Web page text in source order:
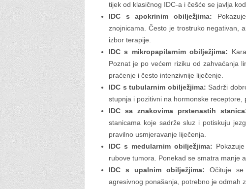
tijek od klasičnog IDC-a i češće se javlja
IDC s apokrinim obilježjima:
znojnicama. Često je trostruko negativan,
izbor terapije.
IDC s mikropapilarnim obilježjima:
Poznat je po većem riziku od zahvaćanja
praćenje i često intenzivnije liječenje.
IDC s tubularnim obilježjima: Sadrži
stupnja i pozitivni na hormonske receptore,
IDC sa znakovima prstenastih
stanicama koje sadrže sluz i potiskuju
pravilno usmjeravanje liječenja.
IDC s medularnim obilježjima:
rubove tumora. Ponekad se smatra manje
IDC s upalnim obilježjima: Očituje se
agresivnog ponašanja, potrebno je odmah